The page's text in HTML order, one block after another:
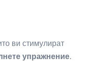
ви стимулират
упражнение.